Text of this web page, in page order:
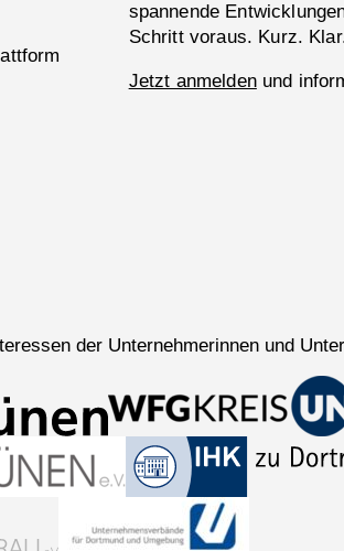
spannende
Schritt voraus. Kurz.
Jetzt anmeldenund
der Unternehmerinnen und